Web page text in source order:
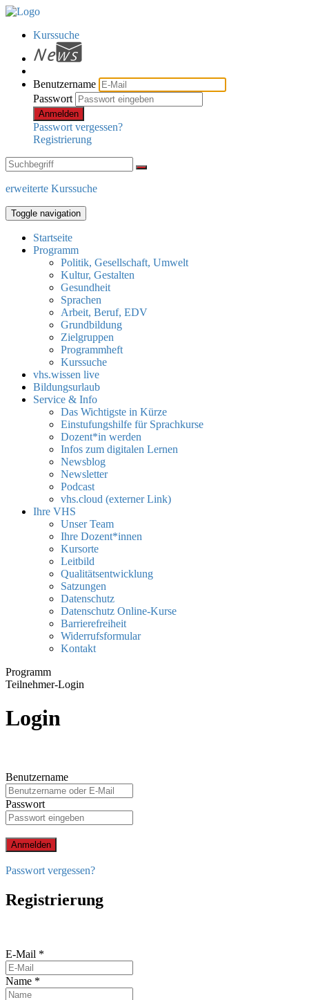
Kurssuche
Benutzername
Passwort
Anmelden
Passwort vergessen?
Registrierung
erweiterte Kurssuche
Toggle navigation
Startseite
Programm
Politik, Gesellschaft, Umwelt
Kultur, Gestalten
Gesundheit
Sprachen
Arbeit, Beruf, EDV
Grundbildung
Zielgruppen
Programmheft
Kurssuche
vhs.wissen live
Bildungsurlaub
Service & Info
Das Wichtigste in Kürze
Einstufungshilfe für Sprachkurse
Dozent*in werden
Infos zum digitalen Lernen
Newsblog
Newsletter
Podcast
vhs.cloud (externer Link)
Ihre VHS
Unser Team
Ihre Dozent*innen
Kursorte
Leitbild
Qualitätsentwicklung
Satzungen
Datenschutz
Datenschutz Online-Kurse
Barrierefreiheit
Widerrufsformular
Kontakt
Programm
Teilnehmer-Login
Login
Benutzername
Passwort
Anmelden
Passwort vergessen?
Registrierung
E-Mail *
Name *